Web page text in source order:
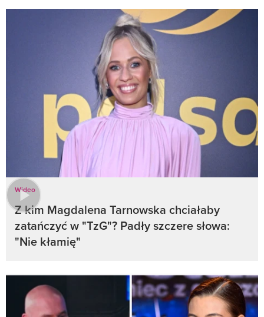
Wideo
Z kim Magdalena Tarnowska chciałaby
zatańczyć w "TzG"? Padły szczere słowa:
"Nie kłamię"